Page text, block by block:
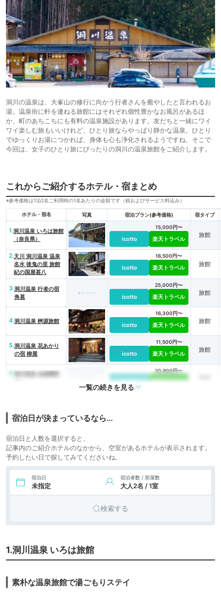
洞川の温泉は、大峯山の修行に向かう行者さんを癒やしたと言われるお
湯。温泉街に軒を連ねる旅館にはそれぞれ個性豊かなお風呂があるほ
か、町のあちこちにも有料の温泉施設があります。友だちと一緒にワイ
ワイ楽しむ旅もいいけれど、ひとり旅ならやっぱり静かな温泉。ひとり
でゆっくりお湯につかれば、身体も心も浄化されるようですね。そこで
今回は、女子のひとり旅にぴったりの洞川の温泉旅館をご紹介します。
これからご紹介するホテル・宿まとめ
※参考価格は1泊2名ご利用時の1名あたりの金額です（税およびサービス料込み）
ホテル・宿名 写真 宿泊プラン(参考価格) 宿タイプ
1.洞川温泉 いろは旅館
（奈良県）
icotto
15,000円〜
楽天トラベル
旅館
2.天川 洞川温泉 温泉
名水 後鬼の里 旅館
紀の国屋甚八
icotto
16,500円〜
楽天トラベル 旅館
3.洞川温泉 行者の宿
角甚
icotto
25,000円〜
楽天トラベル
旅館
4.洞川温泉 桝源旅館
icotto
16,300円〜
楽天トラベル
旅館
5.洞川温泉 花あかり
の宿 柳屋
icotto
11,500円〜
楽天トラベル
旅館
6. 洞川温泉 光緑園西
icotto
20,800円〜
楽天トラベル
一覧の続きを見る
宿泊日が決まっているなら…
宿泊日と人数を選択すると、
記事内のご紹介ホテルのなかから、空室があるホテルが表示されます。
予約したい日で探してみてくださいね。
宿泊日
未指定
宿泊者数 / 部屋数
大人2名 / 1室
検索する
1.洞川温泉 いろは旅館
素朴な温泉旅館で湯ごもりステイ